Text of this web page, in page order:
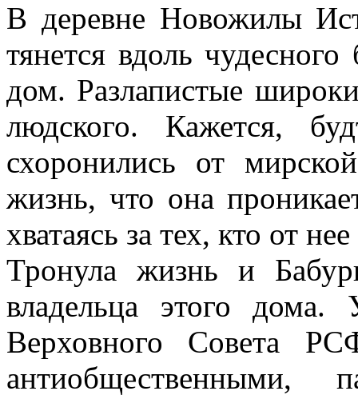
В деревне Новожилы
тянется вдоль
дом. Разлапистые
людского. Кажется,
схоронились от
жизнь, что она
хватаясь за тех, кто от
Тронула жизнь и
владельца этого дома.
Верховного Совета
антиобщественными,